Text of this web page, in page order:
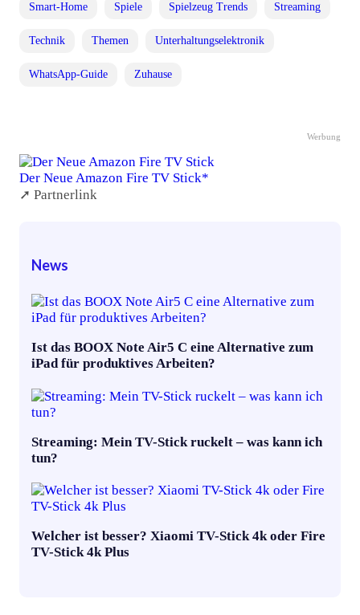
Smart-Home Spiele Spielzeug Trends Streaming
Technik Themen Unterhaltungselektronik
WhatsApp-Guide Zuhause
Werbung
Der Neue Amazon Fire TV Stick*
➚ Partnerlink
News
Ist das BOOX Note Air5 C eine Alternative zum
iPad für produktives Arbeiten?
Streaming: Mein TV-Stick ruckelt – was kann ich
tun?
Welcher ist besser? Xiaomi TV-Stick 4k oder Fire
TV-Stick 4k Plus